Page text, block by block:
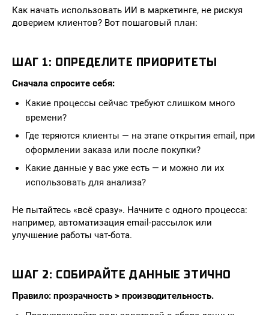
Как начать использовать ИИ в маркетинге, не рискуя
доверием клиентов? Вот пошаговый план:
ШАГ 1: ОПРЕДЕЛИТЕ ПРИОРИТЕТЫ
Сначала спросите себя:
Какие процессы сейчас требуют слишком много
времени?
Где теряются клиенты — на этапе открытия email, при
оформлении заказа или после покупки?
Какие данные у вас уже есть — и можно ли их
использовать для анализа?
Не пытайтесь «всё сразу». Начните с одного процесса:
например, автоматизация email-рассылок или
улучшение работы чат-бота.
ШАГ 2: СОБИРАЙТЕ ДАННЫЕ ЭТИЧНО
Правило: прозрачность > производительность.